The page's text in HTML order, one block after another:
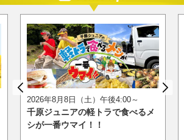
2026年8月8日（土）午後4:00～
千原ジュニアの軽トラで食べるメ
シが一番ウマイ！！